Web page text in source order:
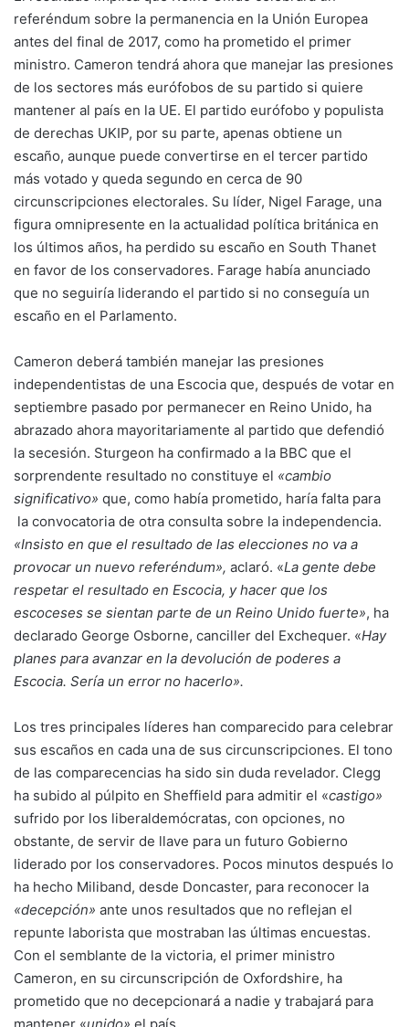
referéndum sobre la permanencia en la Unión Europea
antes del final de 2017, como ha prometido el primer
ministro. Cameron tendrá ahora que manejar las presiones
de los sectores más eurófobos de su partido si quiere
mantener al país en la UE. El partido eurófobo y populista
de derechas UKIP, por su parte, apenas obtiene un
escaño, aunque puede convertirse en el tercer partido
más votado y queda segundo en cerca de 90
circunscripciones electorales. Su líder, Nigel Farage, una
figura omnipresente en la actualidad política británica en
los últimos años, ha perdido su escaño en South Thanet
en favor de los conservadores. Farage había anunciado
que no seguiría liderando el partido si no conseguía un
escaño en el Parlamento.
Cameron deberá también manejar las presiones
independentistas de una Escocia que, después de votar en
septiembre pasado por permanecer en Reino Unido, ha
abrazado ahora mayoritariamente al partido que defendió
la secesión. Sturgeon ha confirmado a la BBC que el
sorprendente resultado no constituye el «cambio
significativo» que, como había prometido, haría falta para
la convocatoria de otra consulta sobre la independencia.
«Insisto en que el resultado de las elecciones no va a
provocar un nuevo referéndum», aclaró. «La gente debe
respetar el resultado en Escocia, y hacer que los
escoceses se sientan parte de un Reino Unido fuerte», ha
declarado George Osborne, canciller del Exchequer. «Hay
planes para avanzar en la devolución de poderes a
Escocia. Sería un error no hacerlo».
Los tres principales líderes han comparecido para celebrar
sus escaños en cada una de sus circunscripciones. El tono
de las comparecencias ha sido sin duda revelador. Clegg
ha subido al púlpito en Sheffield para admitir el «castigo»
sufrido por los liberaldemócratas, con opciones, no
obstante, de servir de llave para un futuro Gobierno
liderado por los conservadores. Pocos minutos después lo
ha hecho Miliband, desde Doncaster, para reconocer la
«decepción» ante unos resultados que no reflejan el
repunte laborista que mostraban las últimas encuestas.
Con el semblante de la victoria, el primer ministro
Cameron, en su circunscripción de Oxfordshire, ha
prometido que no decepcionará a nadie y trabajará para